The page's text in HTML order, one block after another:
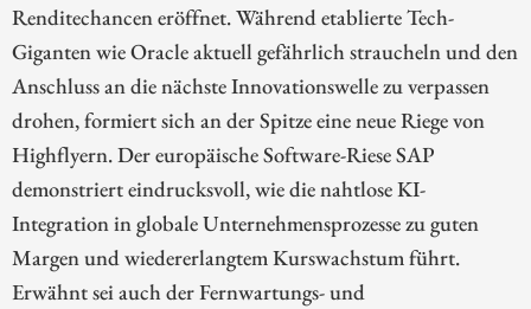
Renditechancen eröffnet. Während etablierte Tech-
Giganten wie Oracle aktuell gefährlich straucheln und den
Anschluss an die nächste Innovationswelle zu verpassen
drohen, formiert sich an der Spitze eine neue Riege von
Highflyern. Der europäische Software-Riese SAP
demonstriert eindrucksvoll, wie die nahtlose KI-
Integration in globale Unternehmensprozesse zu guten
Margen und wiedererlangtem Kurswachstum führt.
Erwähnt sei auch der Fernwartungs- und